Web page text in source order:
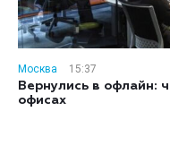
Москва
15:37
Вернулись в офлайн:
офисах